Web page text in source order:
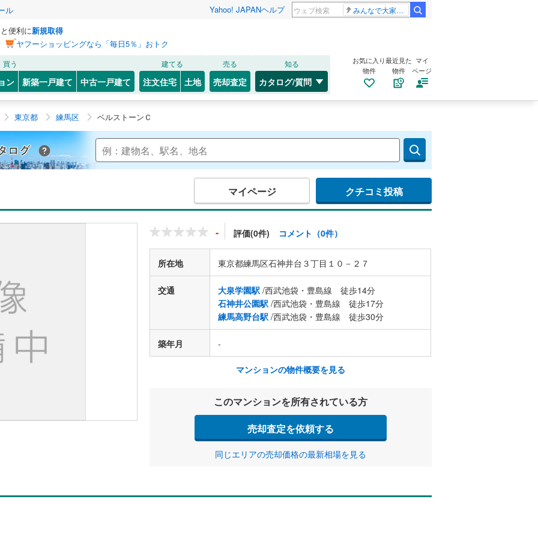
ル Yahoo! JAPANヘルプ みんなで大家さん 2881億円
便利に新規取得
ヤフーショッピングなら「毎日5％」おトク
買う
ン 新築一戸建て 中古一戸建て
建てる
注文住宅 土地
売る
売却査定
知る
カタログ/質問
お気に入り
物件
最近見た
物件
マイ
ページ
東京都 練馬区 ベルストーンＣ
Yahoo!不動産 マンションカタログ
マイページ クチコミ投稿
- 評価(0件) コメント（0件）
所在地 東京都練馬区石神井台３丁目１０－２７
交通 大泉学園駅 /西武池袋・豊島線 徒歩14分
石神井公園駅 /西武池袋・豊島線 徒歩17分
練馬高野台駅 /西武池袋・豊島線 徒歩30分
築年月 -
マンションの物件概要を見る
このマンションを所有されている方
売却査定を依頼する
同じエリアの売却価格の最新相場を見る